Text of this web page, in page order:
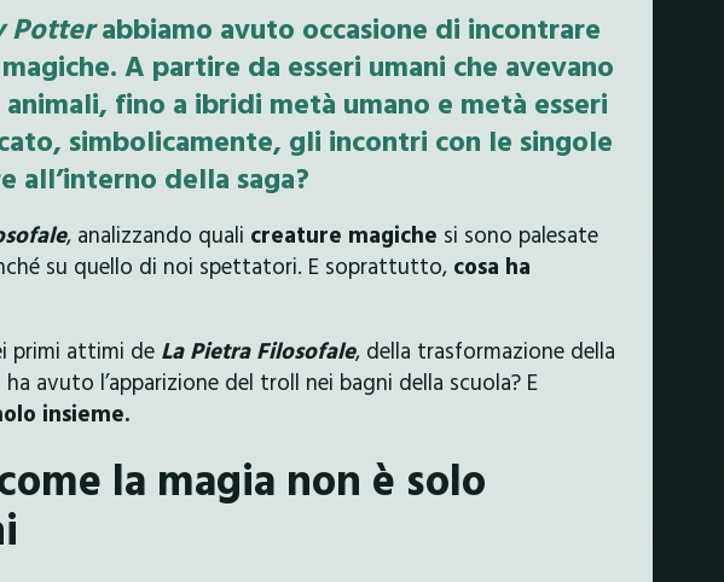
Potterabbiamo avuto occasione di incontrare
A partire da esseri umani che avevano
fino a ibridi metà umano e metà esseri
simbolicamente, gli incontri con le singole
all’interno della saga?
, analizzando quali creature magiche si sono palesate
su quello di noi spettatori. E soprattutto, cosa ha
primi attimi de La Pietra Filosofale, della trasformazione della
avuto l’apparizione del troll nei bagni della scuola? E
insieme.
la magia non è solo